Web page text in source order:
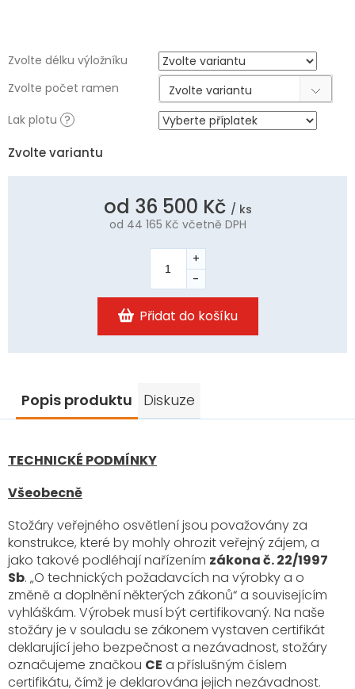
Zvolte variantu
Zvolte délku výložníku
Zvolte počet ramen
Zvolte variantu
Lak plotu ?
od 36 500 Kč / ks
od 44 165 Kč včetně DPH
cena:
Přidat do košíku
Popis produktu Diskuze
TECHNICKÉ PODMÍNKY
Všeobecně
Stožáry veřejného osvětlení jsou považovány za
konstrukce, které by mohly ohrozit veřejný zájem, a
jako takové podléhají nařízením zákona č. 22/1997
Sb. „O technických požadavcích na výrobky a o
změně a doplnění některých zákonů“ a souvisejícím
vyhláškám. Výrobek musí být certifikovaný. Na naše
stožáry je v souladu se zákonem vystaven certifikát
deklarující jeho bezpečnost a nezávadnost, stožáry
označujeme značkou CE a příslušným číslem
certifikátu, čímž je deklarována jejich nezávadnost.